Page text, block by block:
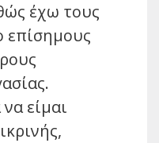
έχω τους
επίσημους
να είμαι